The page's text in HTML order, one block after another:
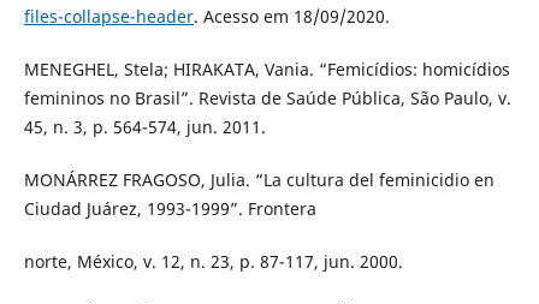
files-collapse-header. Acesso em 18/09/2020.
MENEGHEL, Stela; HIRAKATA, Vania. “Femicídios: homicídios
femininos no Brasil”. Revista de Saúde Pública, São Paulo, v.
45, n. 3, p. 564-574, jun. 2011.
MONÁRREZ FRAGOSO, Julia. “La cultura del feminicidio en
Ciudad Juárez, 1993-1999”. Frontera
norte, México, v. 12, n. 23, p. 87-117, jun. 2000.